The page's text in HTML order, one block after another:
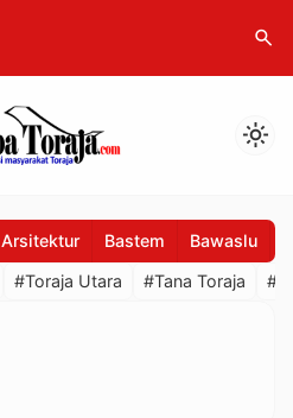
search
light_mode
Arsitektur Bastem Bawaslu
#Toraja Utara #Tana Toraja